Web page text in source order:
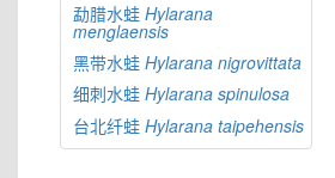
勐腊水蛙 Hylarana
menglaensis
黑带水蛙 Hylarana nigrovittata
细刺水蛙 Hylarana spinulosa
台北纤蛙 Hylarana taipehensis